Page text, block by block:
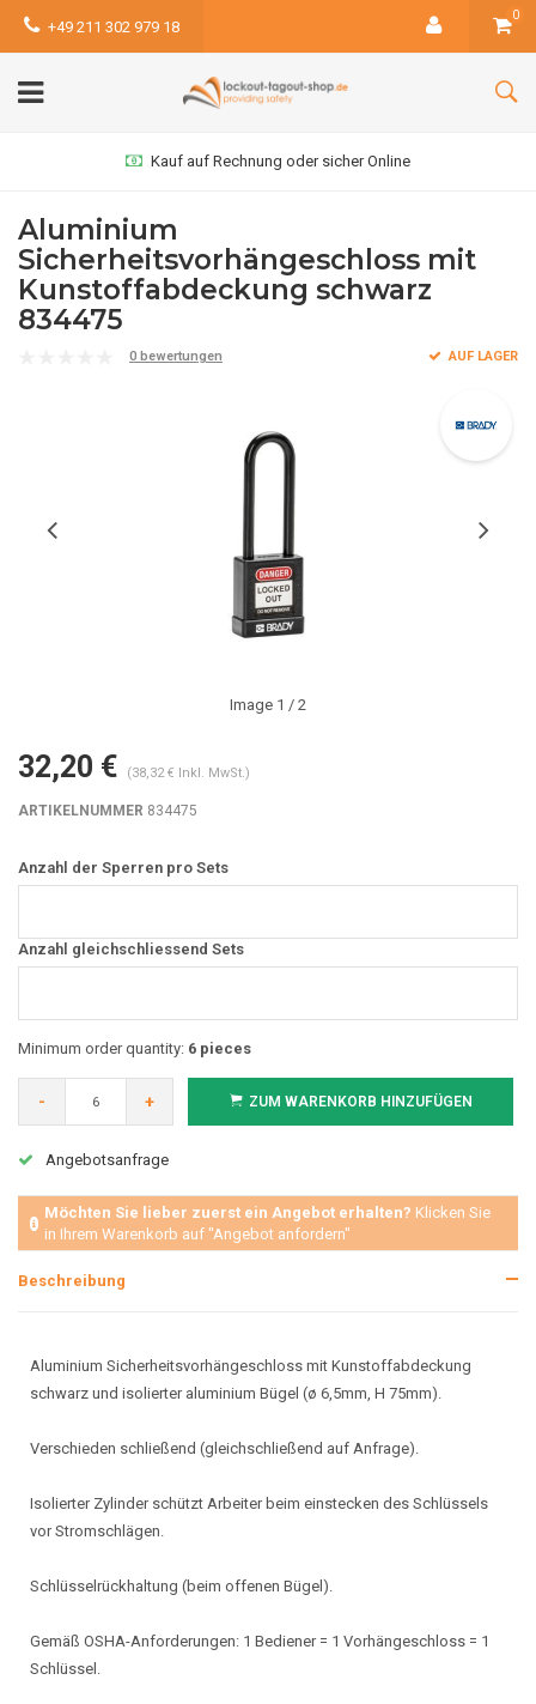
+49 211 302 979 18
0
Kauf auf Rechnung oder sicher Online
Aluminium
Sicherheitsvorhängeschloss mit
Kunstoffabdeckung schwarz
834475
0 bewertungen AUF LAGER
Image 1 / 2
32,20 € (38,32 € Inkl. MwSt.)
ARTIKELNUMMER 834475
Anzahl der Sperren pro Sets
Anzahl gleichschliessend Sets
Minimum order quantity: 6 pieces
- + ZUM WARENKORB HINZUFÜGEN
Angebotsanfrage
Möchten Sie lieber zuerst ein Angebot erhalten? Klicken Sie
in Ihrem Warenkorb auf "Angebot anfordern"
Beschreibung
Aluminium Sicherheitsvorhängeschloss mit Kunstoffabdeckung
schwarz und isolierter aluminium Bügel (ø 6,5mm, H 75mm).
Verschieden schließend (gleichschließend auf Anfrage).
Isolierter Zylinder schützt Arbeiter beim einstecken des Schlüssels
vor Stromschlägen.
Schlüsselrückhaltung (beim offenen Bügel).
Gemäß OSHA-Anforderungen: 1 Bediener = 1 Vorhängeschloss = 1
Schlüssel.